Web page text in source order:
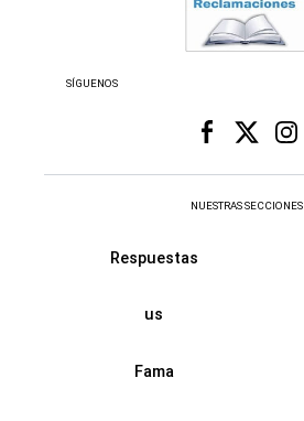
SÍGUENOS
NUESTRAS SECCIONES
Respuestas
us
Fama